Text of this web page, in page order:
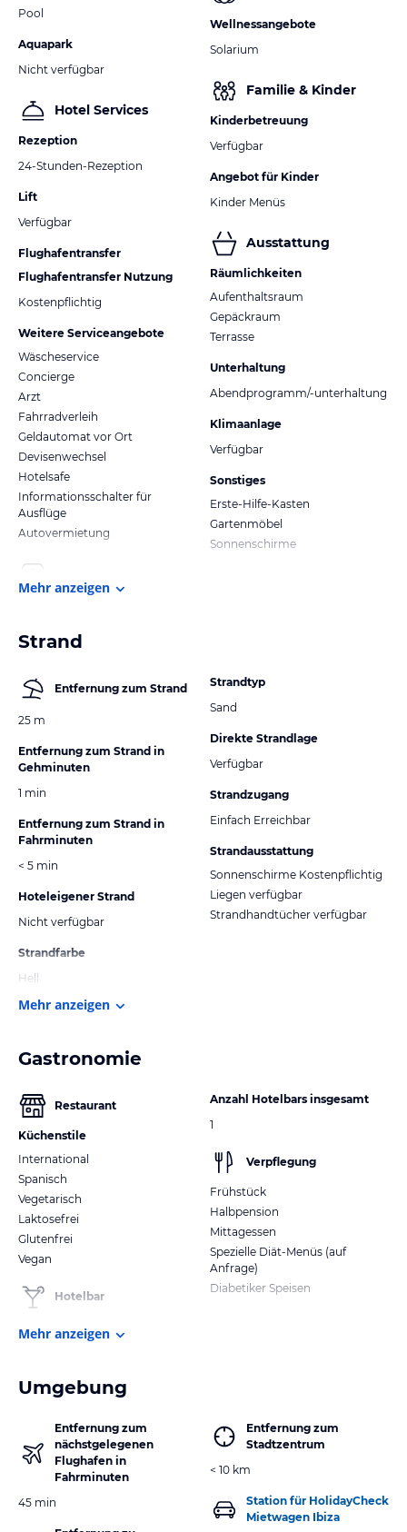
Pool
Aquapark
Nicht verfügbar
Hotel Services
Rezeption
24-Stunden-Rezeption
Lift
Verfügbar
Flughafentransfer
Flughafentransfer Nutzung
Kostenpflichtig
Weitere Serviceangebote
Wäscheservice
Concierge
Arzt
Fahrradverleih
Geldautomat vor Ort
Devisenwechsel
Hotelsafe
Informationsschalter für
Ausflüge
Autovermietung
Wellnessangebote
Solarium
Familie & Kinder
Kinderbetreuung
Verfügbar
Angebot für Kinder
Kinder Menüs
Ausstattung
Räumlichkeiten
Aufenthaltsraum
Gepäckraum
Terrasse
Unterhaltung
Abendprogramm/-unterhaltung
Klimaanlage
Verfügbar
Sonstiges
Erste-Hilfe-Kasten
Gartenmöbel
Sonnenschirme
Mehr anzeigen
Strand
Entfernung zum Strand
25 m
Entfernung zum Strand in
Gehminuten
1 min
Entfernung zum Strand in
Fahrminuten
< 5 min
Hoteleigener Strand
Nicht verfügbar
Strandfarbe
Hell
Strandtyp
Sand
Direkte Strandlage
Verfügbar
Strandzugang
Einfach Erreichbar
Strandausstattung
Sonnenschirme Kostenpflichtig
Liegen verfügbar
Strandhandtücher verfügbar
Mehr anzeigen
Gastronomie
Restaurant
Küchenstile
International
Spanisch
Vegetarisch
Laktosefrei
Glutenfrei
Vegan
Hotelbar
Anzahl Hotelbars insgesamt
1
Verpflegung
Frühstück
Halbpension
Mittagessen
Spezielle Diät-Menüs (auf
Anfrage)
Diabetiker Speisen
Mehr anzeigen
Umgebung
Entfernung zum
nächstgelegenen
Flughafen in
Fahrminuten
45 min
Entfernung zum
Stadtzentrum
< 10 km
Station für HolidayCheck
Mietwagen Ibiza